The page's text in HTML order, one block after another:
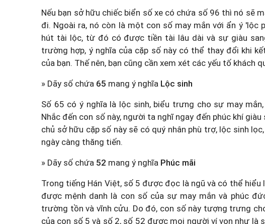
Nếu bạn sở hữu chiếc biển số xe có chứa số 96 thì nó sẽ
đi. Ngoài ra, nó còn là một con số may mắn với ẩn ý 'lộc
hút tài lộc, từ đó có được tiền tài lâu dài và sự giàu
trường hợp, ý nghĩa của cặp số này có thể thay đổi khi
của bạn. Thế nên, bạn cũng cần xem xét các yếu tố khách
» Dãy số chứa 65 mang ý nghĩa Lộc sinh
Số 65 có ý nghĩa là lộc sinh, biểu trưng cho sự may
Nhắc đến con số này, người ta nghĩ ngay đến phúc khí giàu
chủ sở hữu cặp số này sẽ có quý nhân phù trợ, lộc sinh
ngày càng thăng tiến.
» Dãy số chứa 52 mang ý nghĩa Phúc mãi
Trong tiếng Hán Việt, số 5 được đọc là ngũ và có thể hiểu
được mệnh danh là con số của sự may mắn và phúc
trường tồn và vĩnh cửu. Do đó, con số này tượng trưng
của con số 5 và số 2, số 52 được mọi người ví von như là